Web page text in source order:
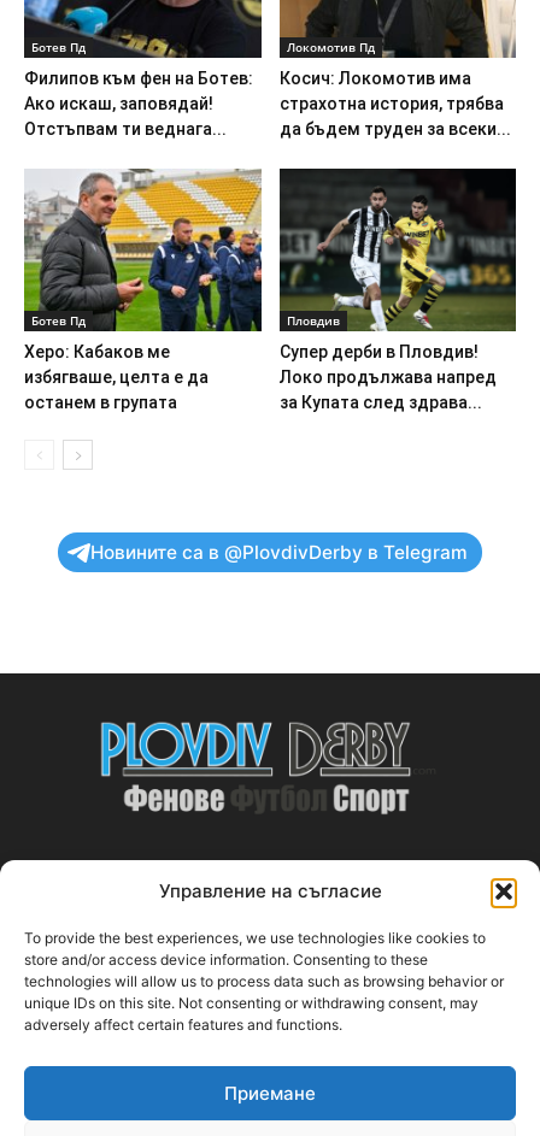
Управление на съгласие
To provide the best experiences, we use technologies like cookies to
store and/or access device information. Consenting to these
technologies will allow us to process data such as browsing behavior or
unique IDs on this site. Not consenting or withdrawing consent, may
adversely affect certain features and functions.
Приемане
Ботев Пд
Филипов към фен на Ботев:
Ако искаш, заповядай!
Отстъпвам ти веднага...
Локомотив Пд
Косич: Локомотив има
страхотна история, трябва
да бъдем труден за всеки...
Ботев Пд
Херо: Кабаков ме
избягваше, целта е да
останем в групата
Пловдив
Супер дерби в Пловдив!
Локо продължава напред
за Купата след здрава...
Новините са в @PlovdivDerby в Telegram
ABOUT US
PlovdivDerby.com е първата пловдивска изцяло футболна
медия!
Свържи се с нас:plovdivderby.com@gmail.com
FOLLOW US